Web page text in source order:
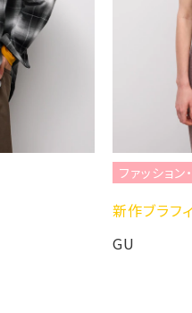
ファッション・雑貨
新作ブラフィール💄